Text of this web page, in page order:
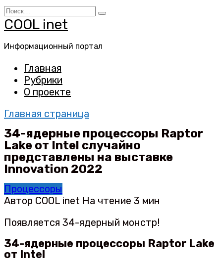
Перейти
к
содержанию
Search
for:
COOL inet
Информационный портал
Главная
Рубрики
О проекте
Главная страница
34-ядерные процессоры Raptor
Lake от Intel случайно
представлены на выставке
Innovation 2022
Процессоры
Автор COOL inet На чтение 3 мин
Появляется 34-ядерный монстр!
34-ядерные процессоры Raptor Lake
от Intel